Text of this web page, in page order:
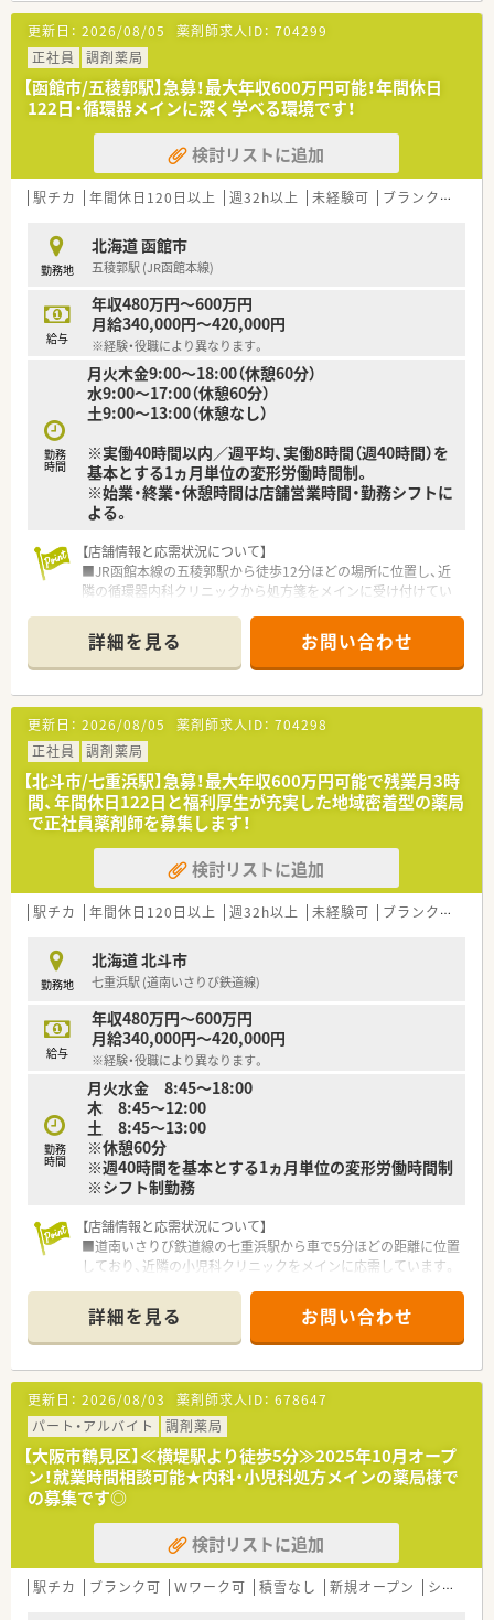
【募集背景と求める人物像について】
■新店舗の立ち上げを担う管理薬剤師の募集です。
■これまでのご経験を活かし、ゼロから薬局を創り上げていく意
欲のある方を歓迎します。
■ご自身の考えに固執せず、法人の方針に沿って柔軟に業務へ取
り組める方を求めています。
【勤務実態について】
■開局前の入社も可能で、その場合は既存店舗にて業務を覚えて
いただけるので安心です。
内には退勤できている実績があります。
■ご本人の希望がない限り、無理な店舗異動を求めることはな
く、腰を据えて長く働ける環境です。
【想定される業務内容】
■新規開局店舗の管理薬剤師として、調剤・監査・服薬指導といっ
た一連の業務をお願いします。
■店舗運営やオープニングスタッフのマネジメントなど、薬局の
責任者として幅広い業務をお任せします。
■患者様やドクターからニーズがあった際には、在宅医療にも柔
更新日： 2026/08/05 薬剤師求人ID： 704299
正社員
調剤薬局
【函館市/五稜郭駅】急募！最大年収600万円可能！年間休日
122日・循環器メインに深く学べる環境です！
検討リストに追加
駅チカ 年間休日120日以上 週32h以上 未経験可 ブランク可
勤務地
北海道 函館市
五稜郭駅 (JR函館本線)
給与
年収480万円～600万円
月給340,000円～420,000円
※経験・役職により異なります。
勤務
時間
月火木金9:00～18:00（休憩60分）
水9:00～17:00（休憩60分）
土9:00～13:00（休憩なし）
※実働40時間以内／週平均、実働8時間（週40時間）を
基本とする1ヵ月単位の変形労働時間制。
※始業・終業・休憩時間は店舗営業時間・勤務シフトに
よる。
【店舗情報と応需状況について】
■JR函館本線の五稜郭駅から徒歩12分ほどの場所に位置し、近
隣の循環器内科クリニックから処方箋をメインに受け付けてい
■循環器科を主軸として1日あたり60枚から70枚程度の処方箋
に応需しており、集中率は約97%と非常に高い水準を維持して
います。
■現在は正社員1名とパート1名の薬剤師体制で運営されてお
り、薬剤師1.3名義ほどの手厚い人員配置で業務を分担していま
す。
【想定されるキャリアイメージ】
■個人の志向に合わせて、支店長や支社長を目指すマネジメント
キャリア、または専門性を極めるスペシャリストキャリアが選択
できます。
■大学病院敷地内への出店実績を活かした病院研修制度があり、
外来がん治療認定薬剤師などの高度な専門資格の取得を支援し
ています。
■アロマテラピー検定などの薬剤師免許以外の資格取得に対し
援します。
【想定されるモデル年収】
■一般薬剤師としての採用時は年収480万円程度からのスター
トとなり、経験を積むことで最大600万円まで目指すことが可能
です。
■昇給は年1回、賞与は年2回の支給があり、上場企業ならではの
安定した給与体系の中で長期的なライフプランを構築できま
す。
■北海道などの特定地域では地域手当が高く設定されているた
め、地域貢献をしながら高い給与水準を実現できることが大きな
利点です。
■全体の2割以上の店舗で健康サポート薬局の認定を取得してお
り、大手チェーンの中でもトップクラスの取得率で地域貢献を行
っています。
進しており、処方箋がなくても健康相談に立ち寄れる薬局を目指
しています。
■在宅業務においては本社社員が配達を担当する仕組みを構築
しており、薬剤師が専門的な調剤や指導業務に専念できる体制を
整えています。
詳細を見る お問い合わせ
更新日： 2026/08/05 薬剤師求人ID： 704298
正社員
調剤薬局
【北斗市/七重浜駅】急募！最大年収600万円可能で残業月3時
間、年間休日122日と福利厚生が充実した地域密着型の薬局
で正社員薬剤師を募集します！
検討リストに追加
駅チカ 年間休日120日以上 週32h以上 未経験可 ブランク可
勤務地
北海道 北斗市
七重浜駅 (道南いさりび鉄道線)
給与
年収480万円～600万円
月給340,000円～420,000円
※経験・役職により異なります。
勤務
時間
月火水金 8:45～18:00
木 8:45～12:00
土 8:45～13:00
※休憩60分
※週40時間を基本とする1ヵ月単位の変形労働時間制
※シフト制勤務
【店舗情報と応需状況について】
■道南いさりび鉄道線の七重浜駅から車で5分ほどの距離に位置
しており、近隣の小児科クリニックをメインに応需しています。
方箋を受け付けており、現在は薬剤師1名から2名の体制です。
■一人あたりの処方箋枚数が約30枚前後とゆとりを持って業務
に取り組めるため、患者様一人ひとりと丁寧に向き合うことが可
能です。
【職場環境と雰囲気】
■地域性を背景にフレンドリーな高齢の患者様や小児科の親御
様が多く、地域に根ざした親しみやすく温かい雰囲気が大きな魅
力です。
■店舗の2階には広々とした休憩室が完備されており、スタッフ
がオンとオフをしっかりと切り替えながらリフレッシュできる
空間があります。
■座って服薬指導ができる「座りカウンター」を積極的に導入し
ており、薬剤師の身体的負担を軽減しながらじっくりと対話がで
きる環境です。
詳細を見る お問い合わせ
更新日： 2026/08/03 薬剤師求人ID： 678647
パート・アルバイト
調剤薬局
【大阪市鶴見区】≪横堤駅より徒歩5分≫2025年10月オープ
ン！就業時間相談可能★内科・小児科処方メインの薬局様で
の募集です◎
検討リストに追加
駅チカ ブランク可 Ｗワーク可 積雪なし 新規オープン シフト制